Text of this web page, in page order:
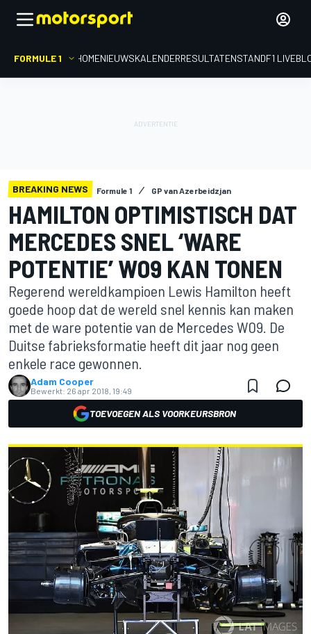
FORMULE 1 HOMENIEUWSKALENDERRESULTATENSTANDF1
BREAKING NEWS Formule 1 GP van Azerbeidzjan
HAMILTON OPTIMISTISCH DAT
MERCEDES SNEL ‘WARE
POTENTIE’ W09 KAN TONEN
Regerend wereldkampioen Lewis Hamilton heeft
goede hoop dat de wereld snel kennis kan maken
met de ware potentie van de Mercedes W09. De
Duitse fabrieksformatie heeft dit jaar nog geen
enkele race gewonnen.
Adam Cooper
Bewerkt: 26 apr 2018, 19:49
TOEVOEGEN ALS VOORKEURSBRON